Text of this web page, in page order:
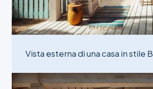
Vista esterna di una casa in stile